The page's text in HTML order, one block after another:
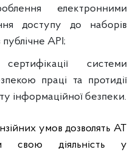
електронними
доступу до наборів
API;
системи
праці та протидії
інформаційної безпеки.
умов дозволять АТ
свою діяльність у